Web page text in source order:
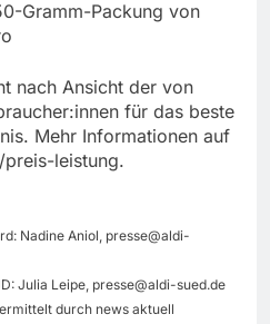
Gramm-Packung von
nach Ansicht der von
für das beste
Mehr Informationen auf
leistung.
Nadine Aniol, presse@aldi-
Julia Leipe, presse@aldi-sued.de
durch news aktuell